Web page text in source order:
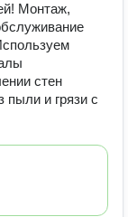
Монтаж,
стен
пыли и грязи с